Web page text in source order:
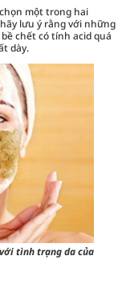
một trong hai
lưu ý rằng với những
chết có tính acid quá
dày.
tình trạng da của